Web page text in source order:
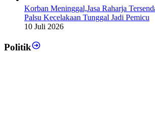
Korban Meninggal,Jasa Raharja
Palsu Kecelakaan Tunggal Jadi Pemicu
10 Juli 2026
Politik